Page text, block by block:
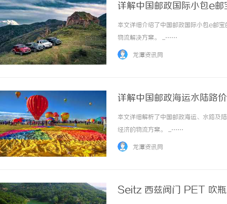
详解中国邮政国际小包e
本文详细介绍了中国邮政国际小包e邮
物流解决方案。 ...……
龙潭资讯网
详解中国邮政海运水陆路
本文详细解析了中国邮政海运、水路及
经济的物流方案。 ...……
龙潭资讯网
Seitz 西兹阀门 PET 吹瓶